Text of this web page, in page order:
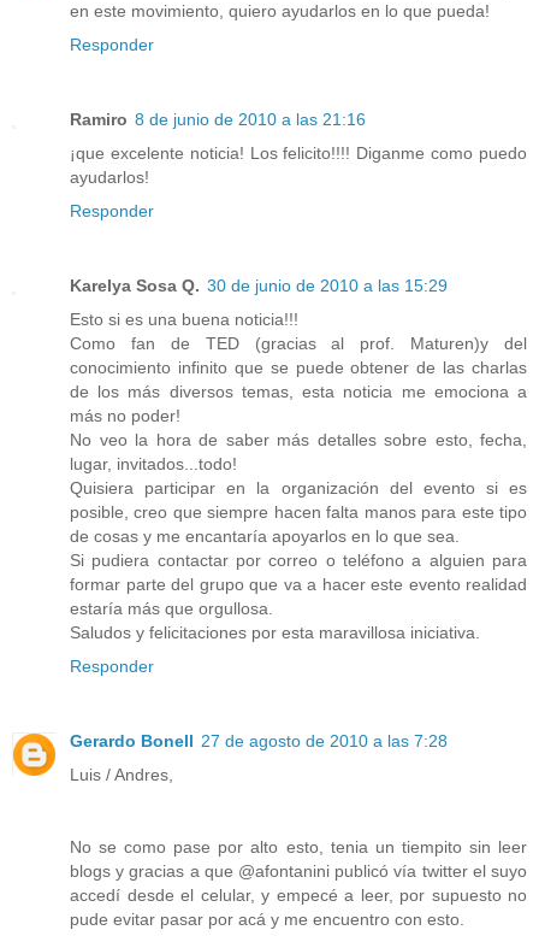
en este movimiento, quiero ayudarlos en lo que pueda!
Responder
Ramiro 8 de junio de 2010 a las 21:16
¡que excelente noticia! Los felicito!!!! Diganme como puedo
ayudarlos!
Responder
Karelya Sosa Q. 30 de junio de 2010 a las 15:29
Esto si es una buena noticia!!!
Como fan de TED (gracias al prof. Maturen)y del
conocimiento infinito que se puede obtener de las charlas
de los más diversos temas, esta noticia me emociona a
más no poder!
No veo la hora de saber más detalles sobre esto, fecha,
lugar, invitados...todo!
Quisiera participar en la organización del evento si es
posible, creo que siempre hacen falta manos para este tipo
de cosas y me encantaría apoyarlos en lo que sea.
Si pudiera contactar por correo o teléfono a alguien para
formar parte del grupo que va a hacer este evento realidad
estaría más que orgullosa.
Saludos y felicitaciones por esta maravillosa iniciativa.
Responder
Gerardo Bonell 27 de agosto de 2010 a las 7:28
Luis / Andres,
No se como pase por alto esto, tenia un tiempito sin leer
blogs y gracias a que @afontanini publicó vía twitter el suyo
accedí desde el celular, y empecé a leer, por supuesto no
pude evitar pasar por acá y me encuentro con esto.